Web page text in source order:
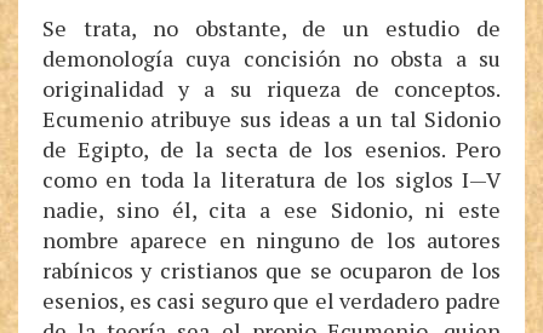
Se trata, no obstante, de un estudio de
demonología cuya concisión no obsta a su
originalidad y a su riqueza de conceptos.
Ecumenio atribuye sus ideas a un tal Sidonio
de Egipto, de la secta de los esenios. Pero
como en toda la literatura de los siglos I—V
nadie, sino él, cita a ese Sidonio, ni este
nombre aparece en ninguno de los autores
rabínicos y cristianos que se ocuparon de los
esenios, es casi seguro que el verdadero padre